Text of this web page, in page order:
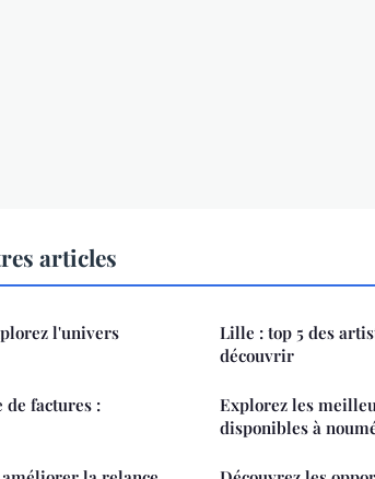
articles
l'univers
factures :
Lille : top 5 des
découvrir
Explorez les
disponibles à